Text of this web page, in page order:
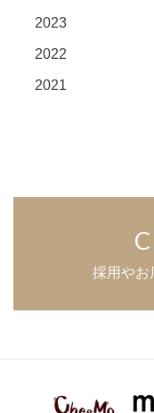
2023
2022
2021
採用やお